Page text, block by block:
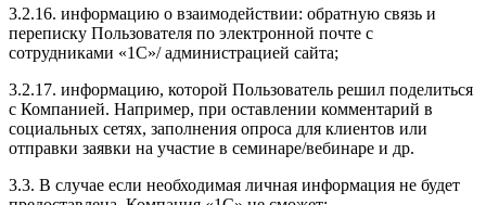
3.2.16. информацию о взаимодействии: обратную связь и
переписку Пользователя по электронной почте с
сотрудниками «1С»/ администрацией сайта;
3.2.17. информацию, которой Пользователь решил поделиться
с Компанией. Например, при оставлении комментарий в
социальных сетях, заполнения опроса для клиентов или
отправки заявки на участие в семинаре/вебинаре и др.
3.3. В случае если необходимая личная информация не будет